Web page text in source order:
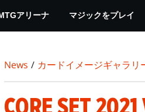
アリーナ マジックをプレイ
News / カードイメージギャラリ